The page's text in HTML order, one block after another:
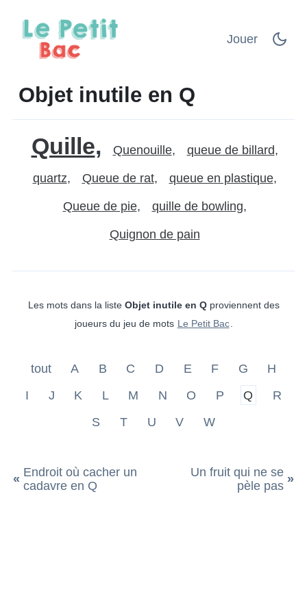
Jouer
Objet inutile en Q
Quille Quenouille queue de billard
quartz Queue de rat queue en plastique
Queue de pie quille de bowling
Quignon de pain
Les mots dans la liste Objet inutile en Qproviennent des
joueurs du jeu de mots Le Petit Bac
tout A B C D E F G
H
I
J K L M N O P Q
R
S
T U V W
« Endroit où cacher un
cadavre en Q
Un fruit qui ne se
pèle pas »